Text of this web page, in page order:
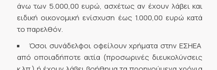
άνω των 5.000,00 ευρώ, ασχέτως αν έχουν λάβει και
ειδική οικονομική ενίσχυση έως 1.000,00 ευρώ κατά
το παρελθόν.
Όσοι συνάδελφοι οφείλουν χρήματα στην ΕΣΗΕΑ
από οποιαδήποτε αιτία (προσωρινές διευκολύνσεις